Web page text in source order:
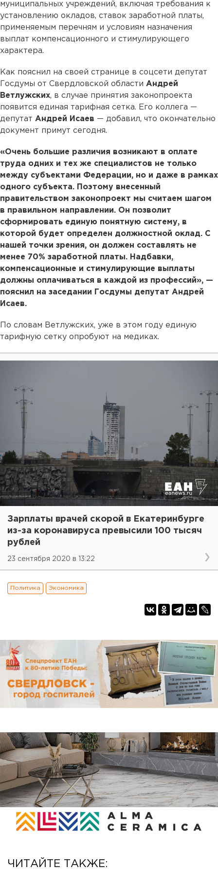
муниципальных учреждений, включая требования к
установлению окладов, ставок заработной платы,
применяемым перечням и условиям назначения
выплат компенсационного и стимулирующего
характера.
Как пояснил на своей странице в соцсети депутат
Госдумы от Свердловской области Андрей
Ветлужских, в случае принятия законопроекта
появится единая тарифная сетка. Его коллега —
депутат Андрей Исаев — добавил, что окончательно
документ примут сегодня.
«Очень большие различия возникают в оплате
труда одних и тех же специалистов не только
между субъектами Федерации, но и даже в рамках
одного субъекта. Поэтому внесенный
правительством законопроект мы считаем шагом
в правильном направлении. Он позволит
сформировать единую понятную систему, в
которой будет определен должностной оклад. С
нашей точки зрения, он должен составлять не
менее 70% заработной платы. Надбавки,
компенсационные и стимулирующие выплаты
должны оплачиваться в каждой из профессий», —
пояснил на заседании Госдумы депутат Андрей
Исаев.
По словам Ветлужских, уже в этом году единую
тарифную сетку опробуют на медиках.
Зарплаты врачей скорой в Екатеринбурге
из-за коронавируса превысили 100 тысяч
рублей
23 сентября 2020 в 13:22
Политика Экономика
ЧИТАЙТЕ ТАКЖЕ: